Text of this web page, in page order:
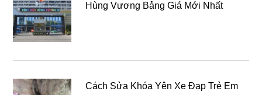
Hùng Vương Bảng Giá Mới Nhất
Cách Sửa Khóa Yên Xe Đạp Trẻ Em